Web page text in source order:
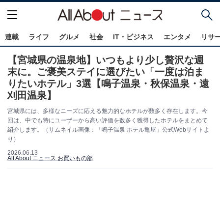
連載 ライフ グルメ 社会 IT・ビジネス エンタメ リサ
【宮城県の温泉地】いつもより少し贅沢な週
末に。ご褒美ステイに選びたい「一度は泊ま
りたいホテル」3選【鳴子温泉・秋保温泉・遠
刈田温泉】
宮城県には、多様なニーズに応える魅力的なホテルが数多く存在します。今
回は、中でも特にユーザーから高い評価を数多く獲得したホテルをまとめて
紹介します。（サムネイル画像：「鳴子温泉 ホテル亀屋」公式Webサイトよ
り）
2026.06.13
All About ニュース お買いもの部